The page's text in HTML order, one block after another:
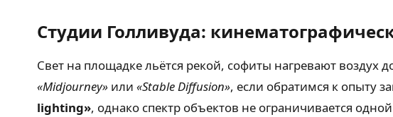
Студии Голливуда:
Свет на площадке льётся рекой, софиты нагревают
«Midjourney» или «Stable Diffusion», если обратимся к опыту
lighting», однако спектр объектов не ограничивается